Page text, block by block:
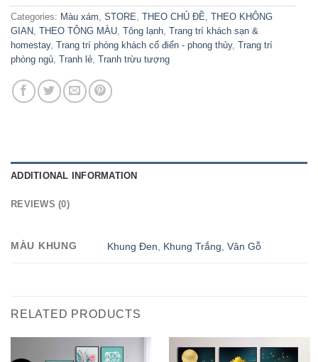
Categories: Màu xám, STORE, THEO CHỦ ĐỀ, THEO KHÔNG
GIAN, THEO TÔNG MÀU, Tông lạnh, Trang trí khách sạn &
homestay, Trang trí phòng khách cổ điển - phong thủy, Trang trí
phòng ngủ, Tranh lẻ, Tranh trừu tượng
ADDITIONAL INFORMATION
REVIEWS (0)
MÀU KHUNG Khung Đen, Khung Trắng,Vân Gỗ
RELATED PRODUCTS